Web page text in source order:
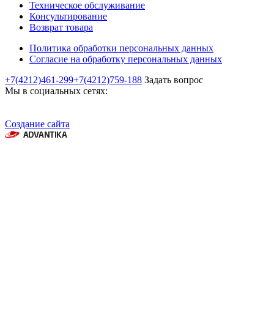
Техническое обслуживание
Консультирование
Возврат товара
Политика обработки персональных данных
Согласие на обработку персональных данных
+7(4212)461-299+7(4212)759-188 Задать вопрос
Мы в социальных сетях:
Создание сайта